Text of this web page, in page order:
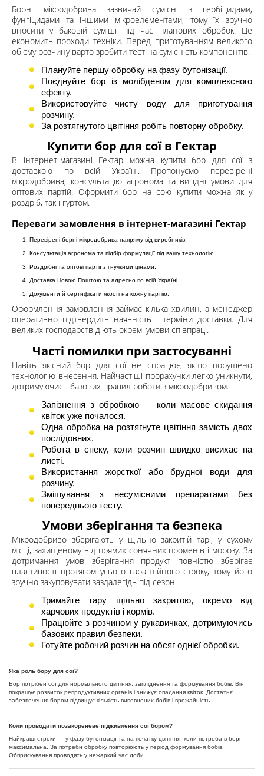
Борні мікродобрива зазвичай сумісні з гербіцидами,
фунгіцидами та іншими мікроелементами, тому їх зручно
вносити у баковій суміші під час планових обробок. Це
економить проходи техніки. Перед приготуванням великого
об'єму розчину варто зробити тест на сумісність компонентів.
Плануйте першу обробку на фазу бутонізації.
Поєднуйте бор із молібденом для комплексного
ефекту.
Використовуйте чисту воду для приготування
розчину.
За розтягнутого цвітіння робіть повторну обробку.
Купити бор для сої в Гектар
В інтернет-магазині Гектар можна купити бор для сої з
доставкою по всій Україні. Пропонуємо перевірені
мікродобрива, консультацію агронома та вигідні умови для
оптових партій. Оформити бор на сою купити можна як у
роздріб, так і гуртом.
Переваги замовлення в інтернет-магазині Гектар
Перевірені борні мікродобрива напряму від виробників.
Консультація агронома та підбір формуляції під вашу технологію.
Роздрібні та оптові партії з гнучкими цінами.
Доставка Новою Поштою та адресно по всій Україні.
Документи й сертифікати якості на кожну партію.
Оформлення замовлення займає кілька хвилин, а менеджер
оперативно підтвердить наявність і терміни доставки. Для
великих господарств діють окремі умови співпраці.
Часті помилки при застосуванні
Навіть якісний бор для сої не спрацює, якщо порушено
технологію внесення. Найчастіші прорахунки легко уникнути,
дотримуючись базових правил роботи з мікродобривом.
Запізнення з обробкою — коли масове скидання
квіток уже почалося.
Одна обробка на розтягнуте цвітіння замість двох
послідовних.
Робота в спеку, коли розчин швидко висихає на
листі.
Використання жорсткої або брудної води для
розчину.
Змішування з несумісними препаратами без
попереднього тесту.
Умови зберігання та безпека
Мікродобриво зберігають у щільно закритій тарі, у сухому
місці, захищеному від прямих сонячних променів і морозу. За
дотримання умов зберігання продукт повністю зберігає
властивості протягом усього гарантійного строку, тому його
зручно закуповувати заздалегідь під сезон.
Тримайте тару щільно закритою, окремо від
харчових продуктів і кормів.
Працюйте з розчином у рукавичках, дотримуючись
базових правил безпеки.
Готуйте робочий розчин на обсяг однієї обробки.
Яка роль бору для сої?
Бор потрібен сої для нормального цвітіння, запліднення та формування бобів. Він
покращує розвиток репродуктивних органів і знижує опадання квіток. Достатнє
забезпечення бором підвищує кількість виповнених бобів і врожайність.
Коли проводити позакореневе підживлення сої бором?
Найкращі строки — у фазу бутонізації та на початку цвітіння, коли потреба в борі
максимальна. За потреби обробку повторюють у період формування бобів.
Обприскування проводять у нежаркий час доби.